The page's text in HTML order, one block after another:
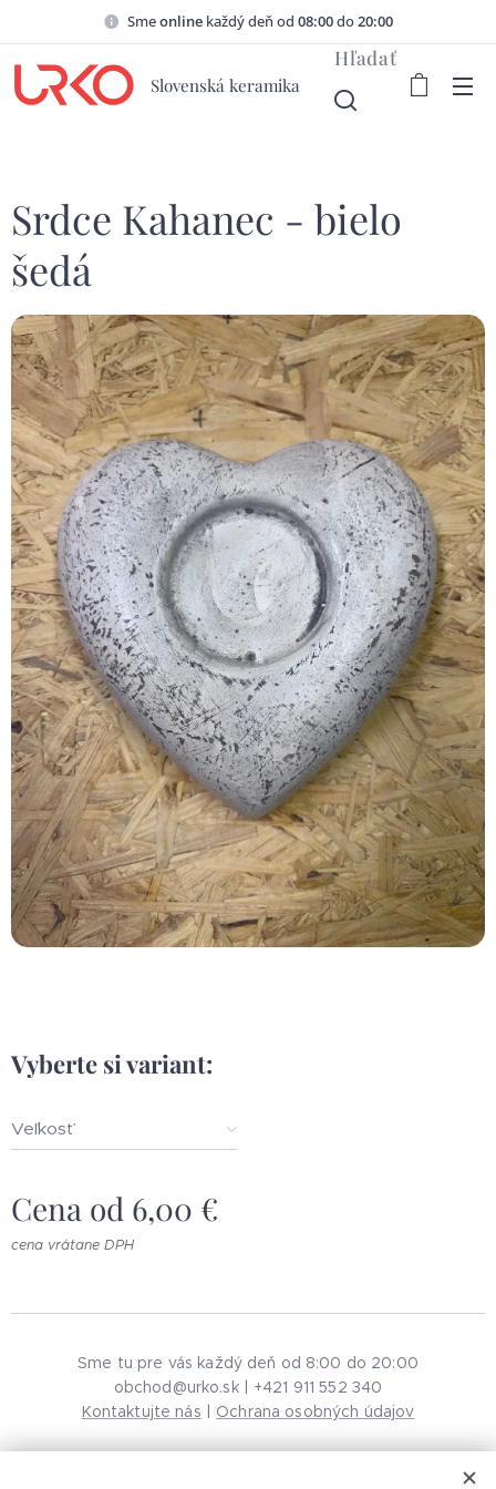
Smeonline každý deň od 08:00do20:00
Slovenská keramika
Hľadať
Srdce Kahanec - bielo
šedá
Vyberte si variant:
Veľkosť
Cena od 6,00 €
cena vrátane DPH
Sme tu pre vás každý deň od 8:00 do 20:00
obchod@urko.sk | +421 911 552 340
Kontaktujte nás | Ochrana osobných údajov